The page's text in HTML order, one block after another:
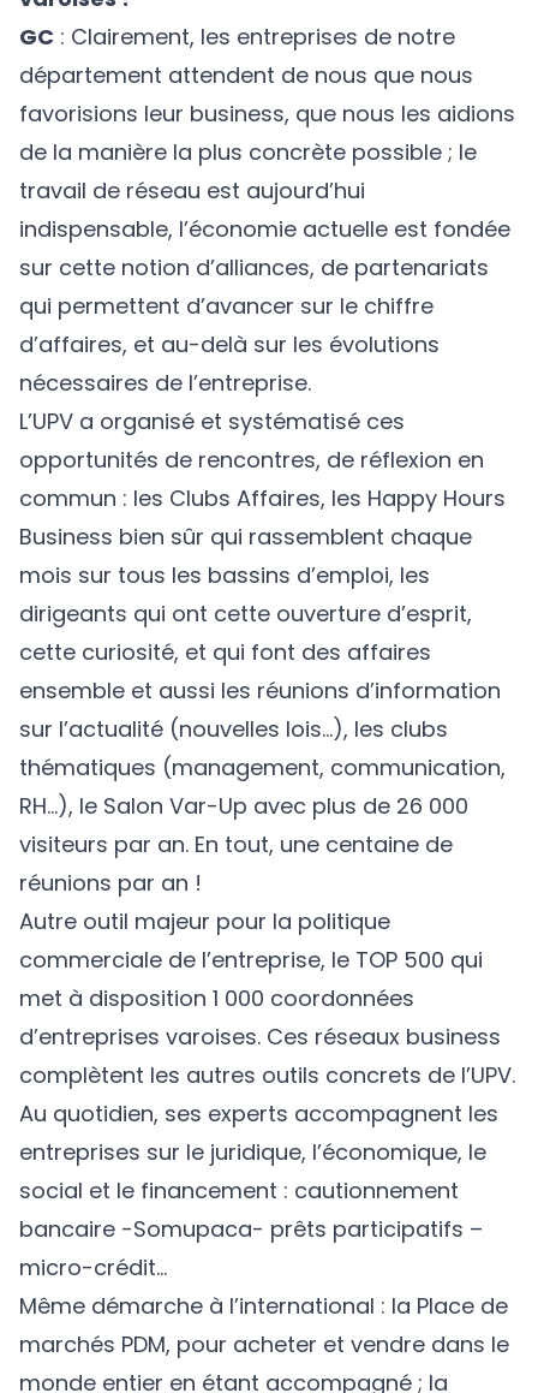
GC : Clairement, les entreprises de notre
département attendent de nous que nous
favorisions leur business, que nous les aidions
de la manière la plus concrète possible ; le
travail de réseau est aujourd’hui
indispensable, l’économie actuelle est fondée
sur cette notion d’alliances, de partenariats
qui permettent d’avancer sur le chiffre
d’affaires, et au-delà sur les évolutions
nécessaires de l’entreprise.
L’UPV a organisé et systématisé ces
opportunités de rencontres, de réflexion en
commun : les Clubs Affaires, les Happy Hours
Business bien sûr qui rassemblent chaque
mois sur tous les bassins d’emploi, les
dirigeants qui ont cette ouverture d’esprit,
cette curiosité, et qui font des affaires
ensemble et aussi les réunions d’information
sur l’actualité (nouvelles lois…), les clubs
thématiques (management, communication,
RH…), le Salon Var-Up avec plus de 26 000
visiteurs par an. En tout, une centaine de
réunions par an !
Autre outil majeur pour la politique
commerciale de l’entreprise, le TOP 500 qui
met à disposition 1 000 coordonnées
d’entreprises varoises. Ces réseaux business
complètent les autres outils concrets de l’UPV.
Au quotidien, ses experts accompagnent les
entreprises sur le juridique, l’économique, le
social et le financement : cautionnement
bancaire -Somupaca- prêts participatifs –
micro-crédit…
Même démarche à l’international : la Place de
marchés PDM, pour acheter et vendre dans le
monde entier en étant accompagné ; la